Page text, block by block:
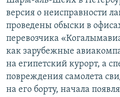
версия о неисправности
проведены обыски в
перевозчика
как зарубежные
на египетский курорт, а
повреждения самолета
на его борту, начала